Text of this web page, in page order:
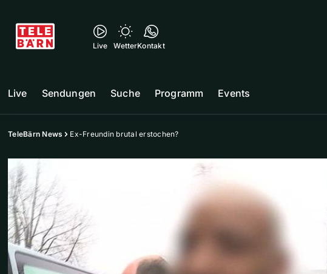
Live WetterKontakt
Live Sendungen Suche Programm Events
TeleBärn News Ex-Freundin brutal erstochen?